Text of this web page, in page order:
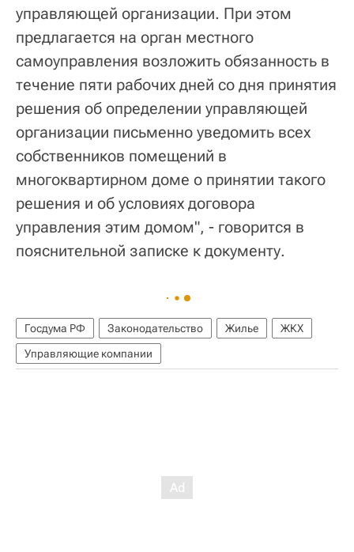
управляющей организации. При этом
предлагается на орган местного
самоуправления возложить обязанность в
течение пяти рабочих дней со дня принятия
решения об определении управляющей
организации письменно уведомить всех
собственников помещений в
многоквартирном доме о принятии такого
решения и об условиях договора
управления этим домом", - говорится в
пояснительной записке к документу.
Госдума РФ Законодательство Жилье
ЖКХ
Управляющие компании